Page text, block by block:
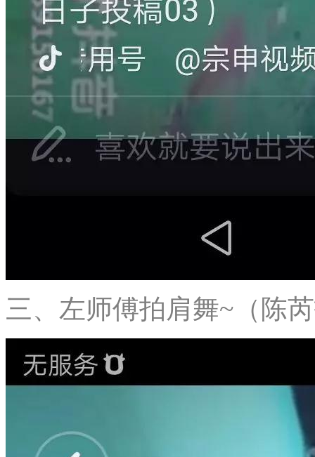
三、左师傅拍肩舞~（陈